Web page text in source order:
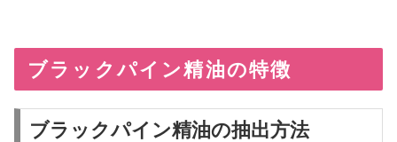
ブラックパイン精油の特徴
ブラックパイン精油の抽出方法